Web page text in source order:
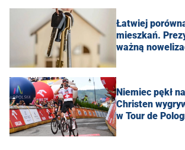
Łatwiej
mieszkań.
ważną
Niemiec pękł
Christen
w Tour de